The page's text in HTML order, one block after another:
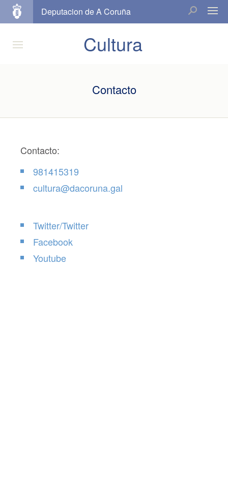
Deputacion de A Coruña
Cultura
Contacto
Contacto:
981415319
cultura@dacoruna.gal
Twitter/Twitter
Facebook
Youtube